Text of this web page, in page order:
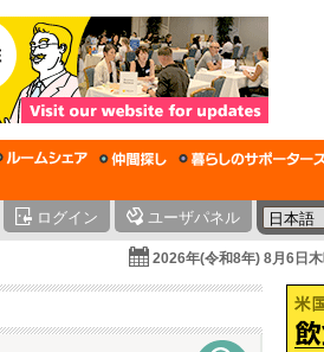
ログイン ユーザパネル
2026年(令和8年) 8月6日